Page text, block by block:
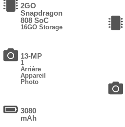
2GO
Snapdragon
808 SoC
16GO Storage
13-MP
1
Arrière
Appareil
Photo
3080
mAh